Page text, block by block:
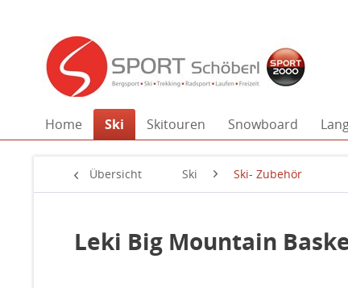
Home Ski Skitouren Snowboard
Übersicht Ski Ski- Zubehör
Leki Big Mountain